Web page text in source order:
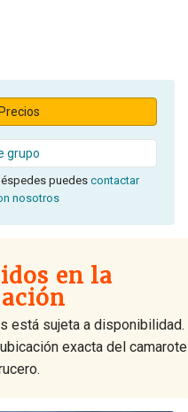
grupo
puedes contactar
nosotros
en la
está sujeta a disponibilidad.
exacta del camarote